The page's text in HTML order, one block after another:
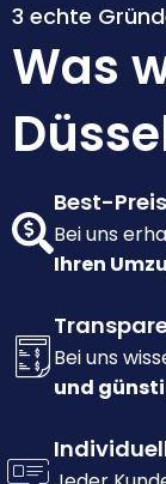
3 echte
Was
Best-
Bei uns
Ihren
Bei uns
und